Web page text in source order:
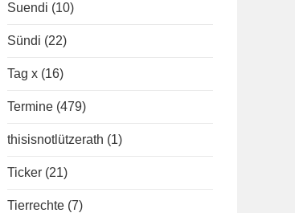
Suendi (10)
Sündi (22)
Tag x (16)
Termine (479)
thisisnotlützerath (1)
Ticker (21)
Tierrechte (7)